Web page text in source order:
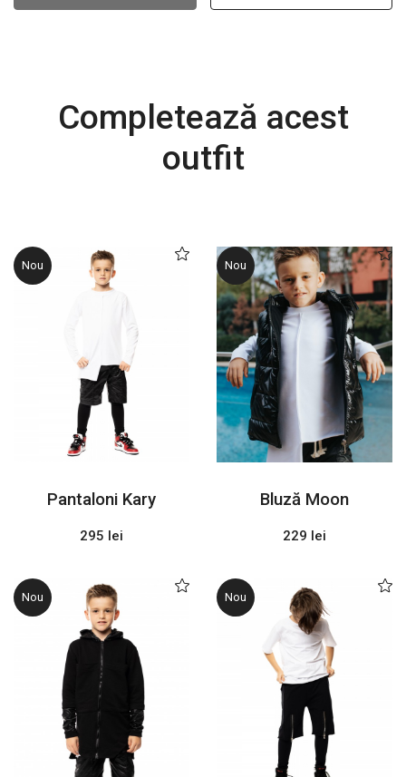
Completează acest
outfit
Nou
Pantaloni Kary
295 lei
Nou
Bluză Moon
229 lei
Nou Nou